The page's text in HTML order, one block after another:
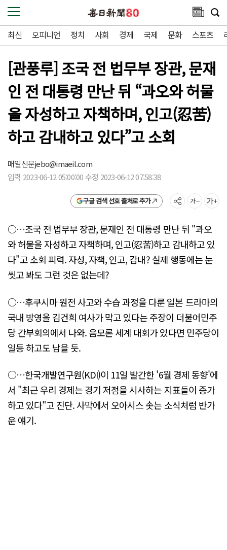
최신 오피니언 정치 사회 경제 국제 문화 스포츠
[관풍루] 조국 전 법무부 장관, 문재
인 전 대통령 만난 뒤 “과오와 허물
을 자성하고 자책하며, 인고(忍苦)
하고 감내하고 있다”고 소회
매일신문jebo@imaeil.com
입력 2023-06-12 05:00:00 수정 2023-06-12 07:58:38
구글 검색 선호 출처로 추가
○…조국 전 법무부 장관, 문재인 전 대통령 만난 뒤 "과오
와 허물을 자성하고 자책하며, 인고(忍苦)하고 감내하고 있
다"고 소회 피력. 자성, 자책, 인고, 감내? 실제 행동에는 눈
씻고 봐도 그런 것은 없는데?
○…후쿠시마 원전 사고와 수습 과정을 다룬 일본 드라마의
국내 방영을 김건희 여사가 막고 있다는 주장이 더불어민주
당 간부회의에서 나와. 음모론 세계 대회가 있다면 민주당이
일등 하고도 남을 듯.
○…한국개발연구원(KDI)이 11일 발간한 '6월 경제 동향'에
서 "최근 우리 경제는 경기 저점을 시사하는 지표들이 증가
하고 있다"고 진단. 사막에서 오아시스 솟는 소식처럼 반가
운 얘기.